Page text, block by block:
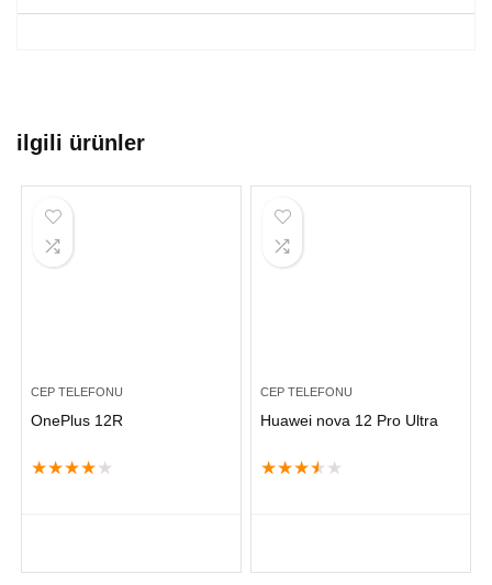
ilgili ürünler
CEP TELEFONU
OnePlus 12R
★★★★ ★
CEP TELEFONU
Huawei nova 12 Pro Ultra
★★★★ ★